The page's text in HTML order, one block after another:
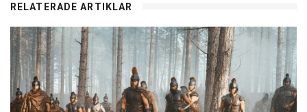
RELATERADE ARTIKLAR